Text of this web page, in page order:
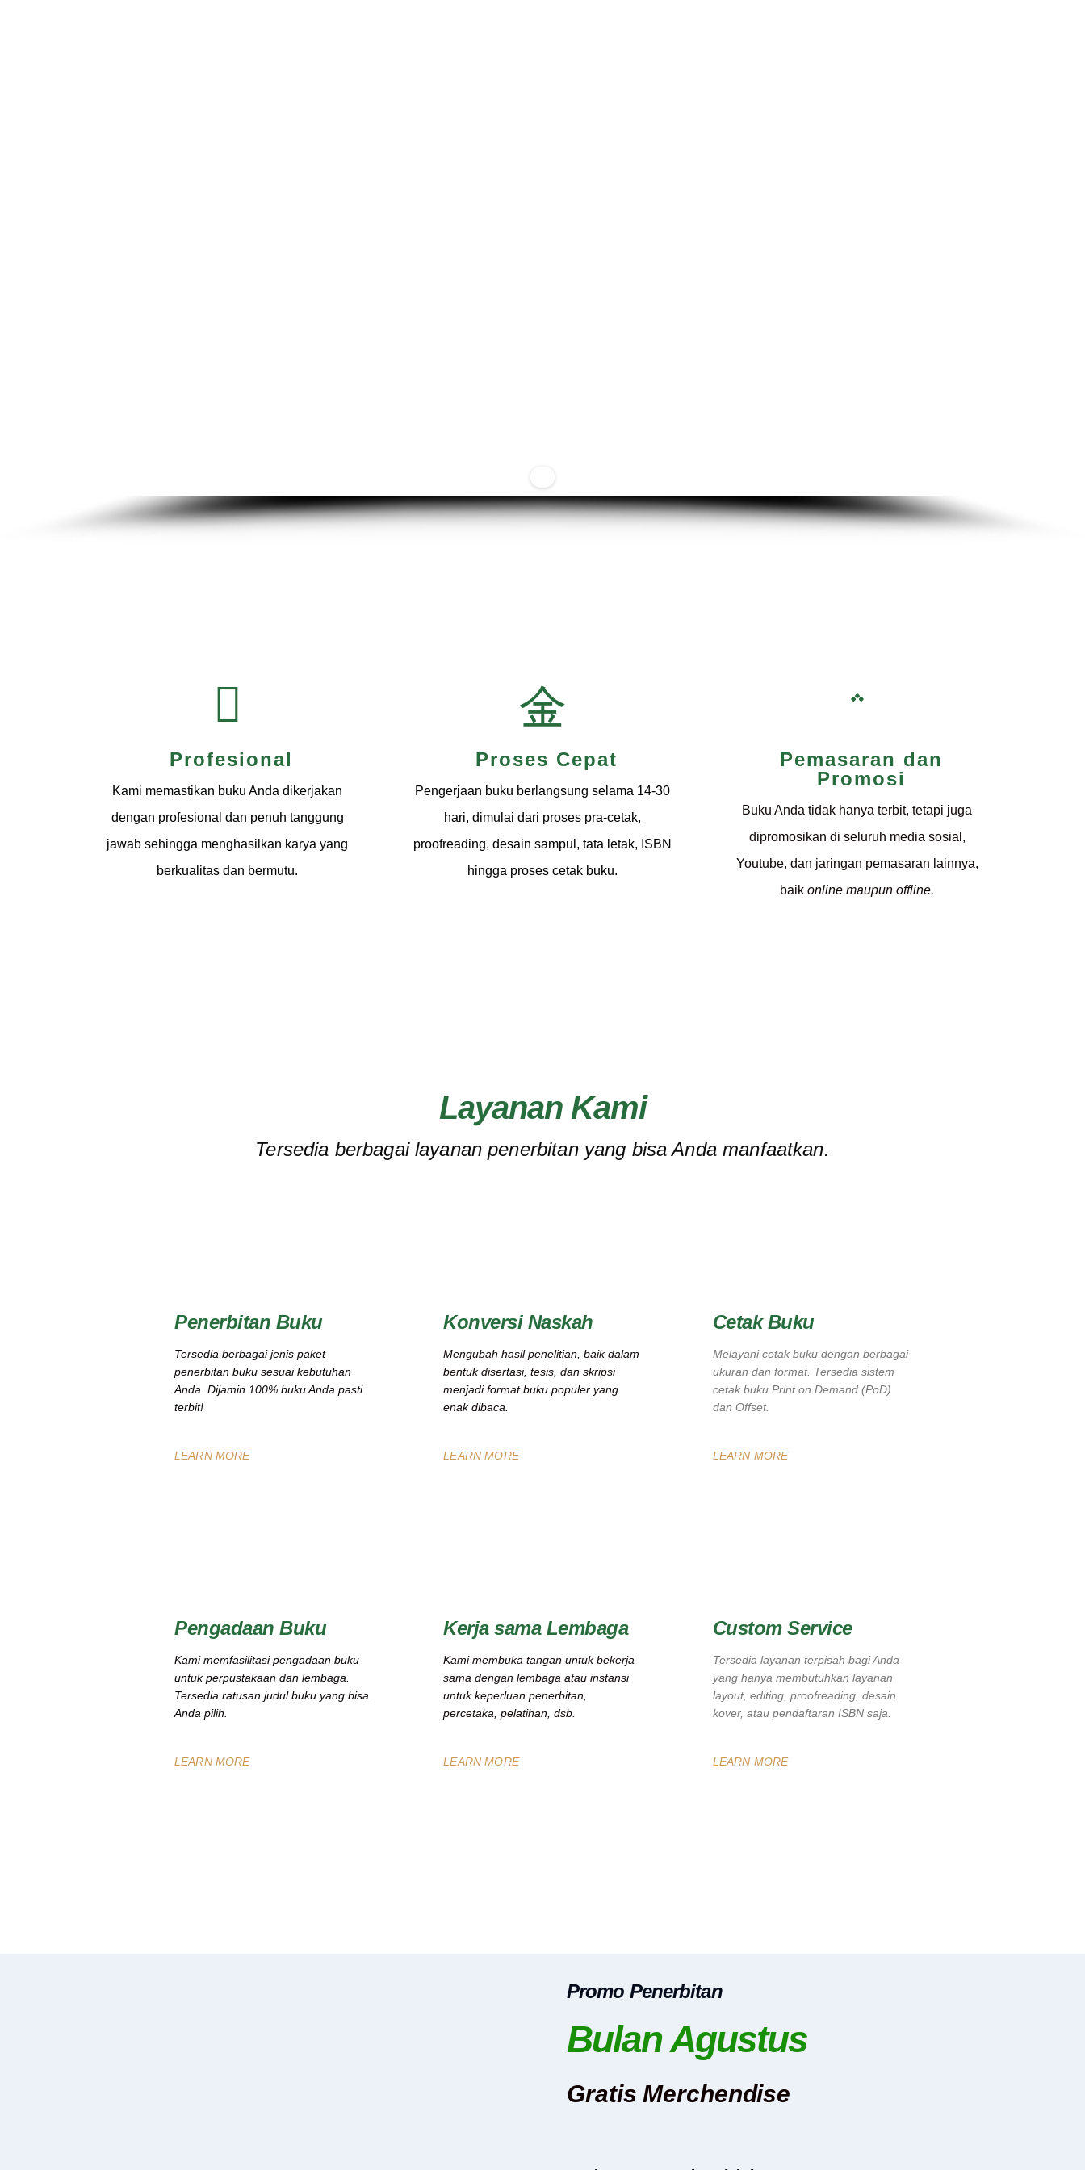
Profesional
Kami memastikan buku Anda dikerjakan
dengan profesional dan penuh tanggung
jawab sehingga menghasilkan karya yang
berkualitas dan bermutu.
Proses Cepat
Pengerjaan buku berlangsung selama 14-30
hari, dimulai dari proses pra-cetak,
proofreading, desain sampul, tata letak, ISBN
hingga proses cetak buku.
Pemasaran dan
Promosi
Buku Anda tidak hanya terbit, tetapi juga
dipromosikan di seluruh media sosial,
Youtube, dan jaringan pemasaran lainnya,
baikonline maupunoffline.
Layanan Kami
Tersedia berbagai layanan penerbitan yang bisa Anda manfaatkan.
Penerbitan Buku
Tersedia berbagai jenis paket
penerbitan buku sesuai kebutuhan
Anda. Dijamin 100% buku Anda pasti
terbit!
LEARN MORE
Konversi Naskah
Mengubah hasil penelitian, baik dalam
bentuk disertasi, tesis, dan skripsi
menjadi format buku populer yang
enak dibaca.
LEARN MORE
Cetak Buku
Melayani cetak buku dengan berbagai
ukuran dan format. Tersedia sistem
cetak buku Print on Demand (PoD)
dan Offset.
LEARN MORE
Pengadaan Buku
Kami memfasilitasi pengadaan buku
untuk perpustakaan dan lembaga.
Tersedia ratusan judul buku yang bisa
Anda pilih.
LEARN MORE
Kerja sama Lembaga
Kami membuka tangan untuk bekerja
sama dengan lembaga atau instansi
untuk keperluan penerbitan,
percetaka, pelatihan, dsb.
LEARN MORE
Custom Service
Tersedia layanan terpisah bagi Anda
yang hanya membutuhkan layanan
layout, editing, proofreading, desain
kover, atau pendaftaran ISBN saja.
LEARN MORE
Promo Penerbitan
Bulan Agustus
Gratis Merchendise